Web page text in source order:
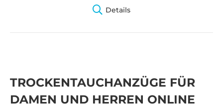
Details
TROCKENTAUCHANZÜGE FÜR
DAMEN UND HERREN ONLINE